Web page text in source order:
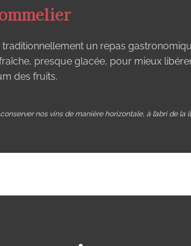
traditionnellement un repas
presque glacée, pour mieux
des fruits.
nos vins de manière horizontale, à l’abri de